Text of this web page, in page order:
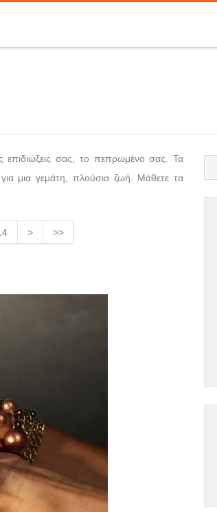
επιδιώξεις σας, το πεπρωμένο σας. Τα
μια γεμάτη, πλούσια ζωή. Μάθετε τα
> >>